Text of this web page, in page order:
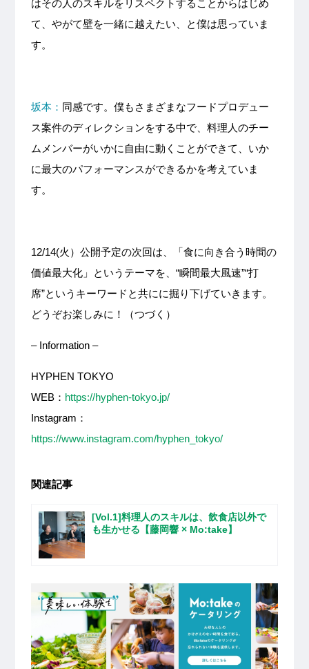
はその人のスキルをリスペクトすることからはじめ
て、やがて壁を一緒に越えたい、と僕は思っていま
す。
坂本： 同感です。僕もさまざまなフードプロデュー
ス案件のディレクションをする中で、料理人のチー
ムメンバーがいかに自由に動くことができて、いか
に最大のパフォーマンスができるかを考えていま
す。
12/14(火）公開予定の次回は、「食に向き合う時間の
価値最大化」というテーマを、“瞬間最大風速”“打
席”というキーワードと共にに掘り下げていきます。
どうぞお楽しみに！（つづく）
– Information –
HYPHEN TOKYO
WEB： https://hyphen-tokyo.jp/
Instagram：
https://www.instagram.com/hyphen_tokyo/
関連記事
[Vol.1]料理人のスキルは、飲食店以外で
も生かせる【藤岡響 × Mo:take】